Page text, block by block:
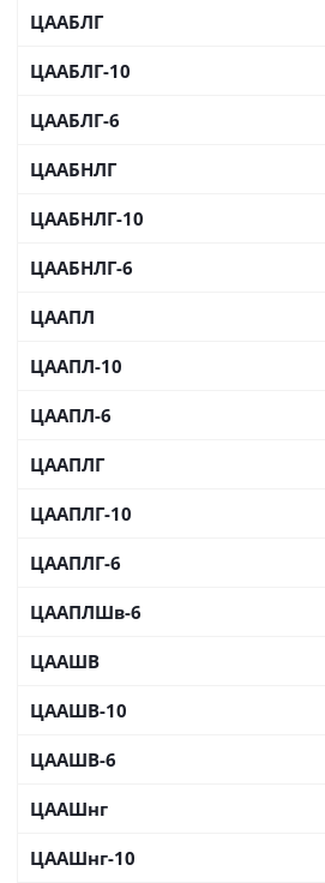
ЦААБЛГ
ЦААБЛГ-10
ЦААБЛГ-6
ЦААБНЛГ
ЦААБНЛГ-10
ЦААБНЛГ-6
ЦААПЛ
ЦААПЛ-10
ЦААПЛ-6
ЦААПЛГ
ЦААПЛГ-10
ЦААПЛГ-6
ЦААПЛШв-6
ЦААШВ
ЦААШВ-10
ЦААШВ-6
ЦААШнг
ЦААШнг-10